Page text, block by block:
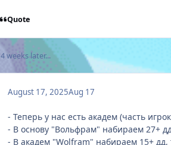
Quote
4 weeks later...
August 17, 2025Aug 17
- Теперь у нас есть академ (часть
- В основу "Вольфрам" набираем 27+
- В академ "Wolfram" набираем 15+